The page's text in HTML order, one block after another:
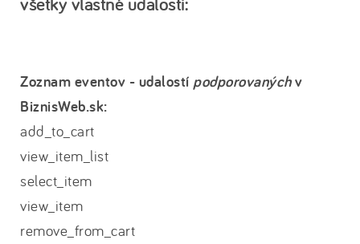
Zoznam eventov - udalostí podporovanýchv
BiznisWeb.sk:
add_to_cart
view_item_list
select_item
view_item
remove_from_cart